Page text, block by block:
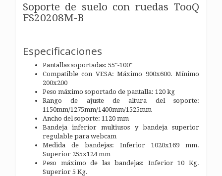
Soporte de suelo con ruedas TooQ
FS20208M-B
Especificaciones
Pantallas soportadas: 55"-100"
Compatible con VESA: Máximo 900x600. Mínimo
200x200
Peso máximo soportado de pantalla: 120 kg
Rango de ajuste de altura del soporte:
1150mm/1275mm/1400mm/1525mm
Ancho del soporte: 1120 mm
Bandeja inferior multiusos y bandeja superior
regulable para webcam
Medida de bandejas: Inferior 1020x169 mm.
Superior 255x124 mm
Peso máximo de las bandejas: Inferior 10 Kg.
Superior 5 Kg.